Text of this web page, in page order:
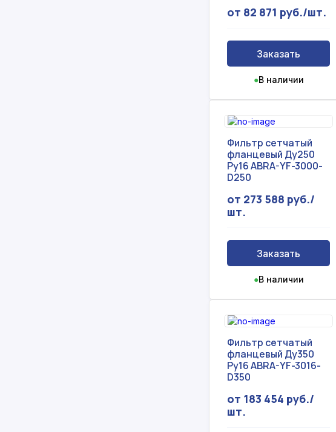
от 82 871 руб./шт.
Заказать
●В наличии
Фильтр сетчатый
фланцевый Ду250
Ру16 ABRA-YF-3000-
D250
от 273 588 руб./
шт.
Заказать
●В наличии
Фильтр сетчатый
фланцевый Ду350
Ру16 ABRA-YF-3016-
D350
от 183 454 руб./
шт.